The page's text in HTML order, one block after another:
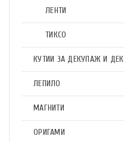
ЛЕНТИ
ТИКСО
КУТИИ ЗА ДЕКУПАЖ И
ЛЕПИЛО
МАГНИТИ
ОРИГАМИ